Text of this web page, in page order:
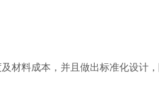
料成本，并且做出标准化设计，